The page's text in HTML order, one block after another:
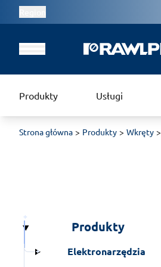
Produkty Usługi
Strona główna Produkty Wkręty
Produkty
Elektronarzędzia